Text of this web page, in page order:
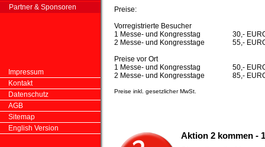
Partner & Sponsoren
Impressum
Kontakt
Datenschutz
AGB
Sitemap
English Version
Preise:
Vorregistrierte Besucher
1 Messe- und Kongresstag
2 Messe- und Kongresstage
30,-
55,-
Preise vor Ort
1 Messe- und Kongresstag
2 Messe- und Kongresstage
50,-
85,-
Preise inkl. gesetzlicher MwSt.
Aktion 2 kommen -